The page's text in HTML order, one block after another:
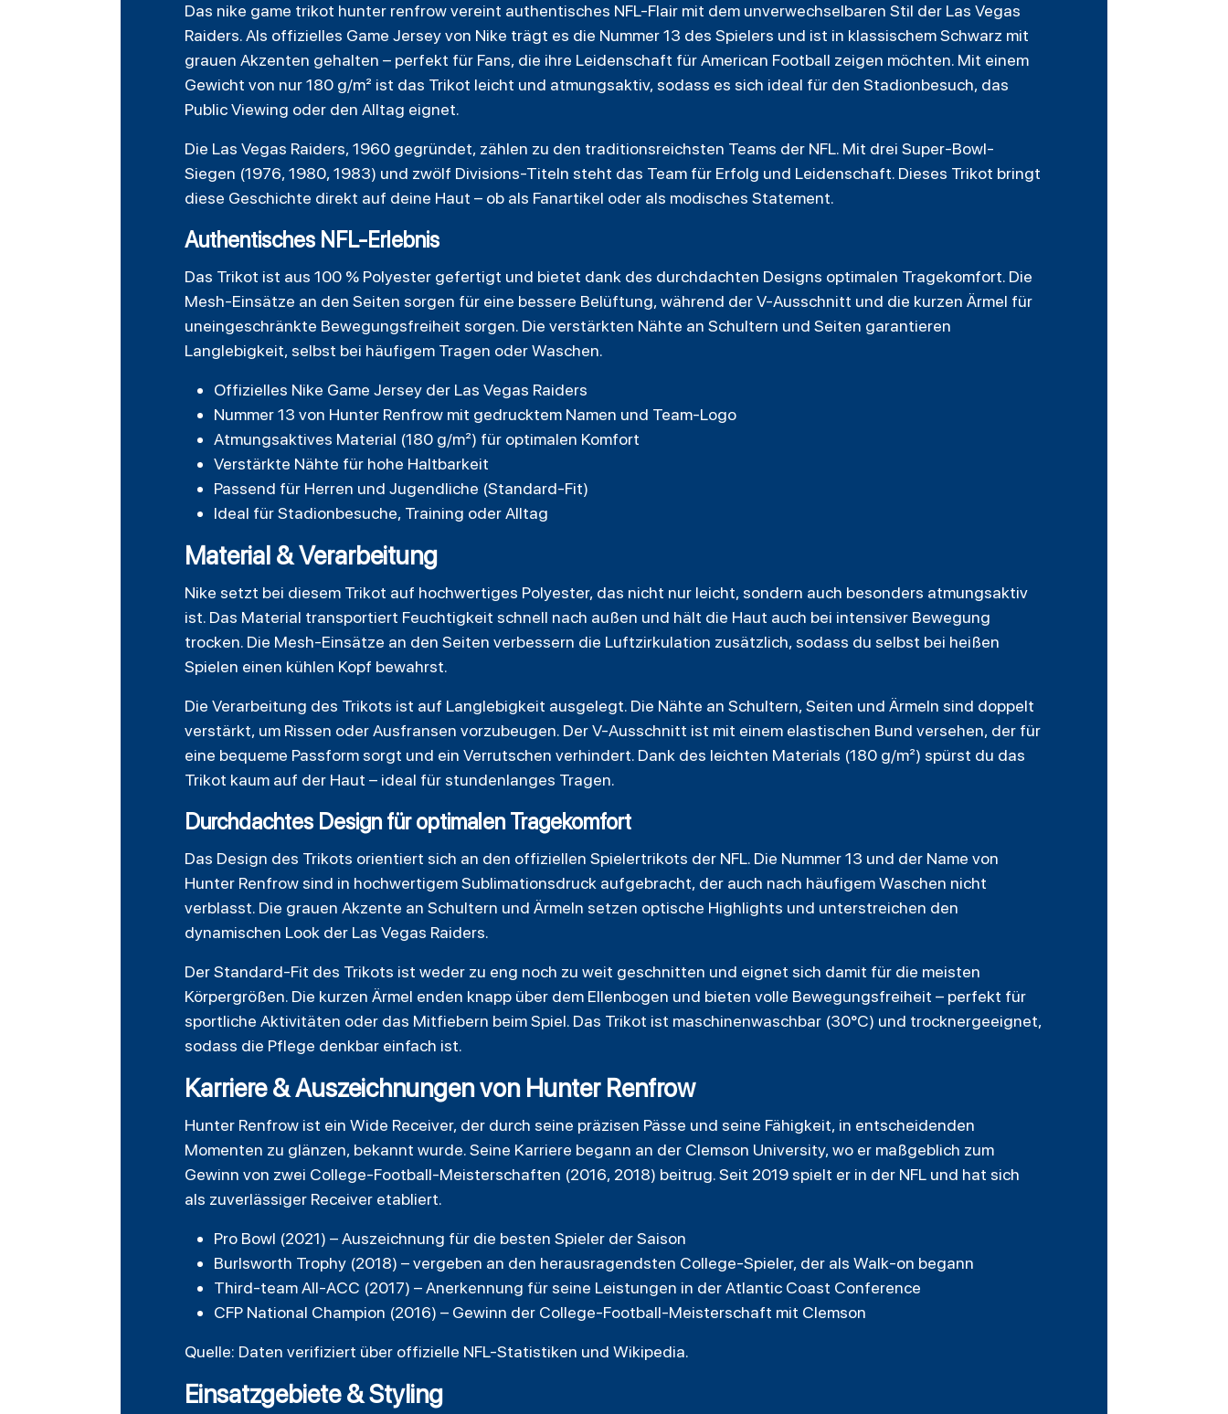
Das nike game trikot hunter renfrow vereint authentisches NFL-Flair mit dem unverwechselbaren Stil der Las Vegas
Raiders. Als offizielles Game Jersey von Nike trägt es die Nummer 13 des Spielers und ist in klassischem Schwarz mit
grauen Akzenten gehalten – perfekt für Fans, die ihre Leidenschaft für American Football zeigen möchten. Mit einem
Gewicht von nur 180 g/m² ist das Trikot leicht und atmungsaktiv, sodass es sich ideal für den Stadionbesuch, das
Public Viewing oder den Alltag eignet.
Die Las Vegas Raiders, 1960 gegründet, zählen zu den traditionsreichsten Teams der NFL. Mit drei Super-Bowl-
Siegen (1976, 1980, 1983) und zwölf Divisions-Titeln steht das Team für Erfolg und Leidenschaft. Dieses Trikot bringt
diese Geschichte direkt auf deine Haut – ob als Fanartikel oder als modisches Statement.
Authentisches NFL-Erlebnis
Das Trikot ist aus 100 % Polyester gefertigt und bietet dank des durchdachten Designs optimalen Tragekomfort. Die
Mesh-Einsätze an den Seiten sorgen für eine bessere Belüftung, während der V-Ausschnitt und die kurzen Ärmel für
uneingeschränkte Bewegungsfreiheit sorgen. Die verstärkten Nähte an Schultern und Seiten garantieren
Langlebigkeit, selbst bei häufigem Tragen oder Waschen.
Offizielles Nike Game Jersey der Las Vegas Raiders
Nummer 13 von Hunter Renfrow mit gedrucktem Namen und Team-Logo
Atmungsaktives Material (180 g/m²) für optimalen Komfort
Verstärkte Nähte für hohe Haltbarkeit
Passend für Herren und Jugendliche (Standard-Fit)
Ideal für Stadionbesuche, Training oder Alltag
Material & Verarbeitung
Nike setzt bei diesem Trikot auf hochwertiges Polyester, das nicht nur leicht, sondern auch besonders atmungsaktiv
ist. Das Material transportiert Feuchtigkeit schnell nach außen und hält die Haut auch bei intensiver Bewegung
trocken. Die Mesh-Einsätze an den Seiten verbessern die Luftzirkulation zusätzlich, sodass du selbst bei heißen
Spielen einen kühlen Kopf bewahrst.
Die Verarbeitung des Trikots ist auf Langlebigkeit ausgelegt. Die Nähte an Schultern, Seiten und Ärmeln sind doppelt
verstärkt, um Rissen oder Ausfransen vorzubeugen. Der V-Ausschnitt ist mit einem elastischen Bund versehen, der für
eine bequeme Passform sorgt und ein Verrutschen verhindert. Dank des leichten Materials (180 g/m²) spürst du das
Trikot kaum auf der Haut – ideal für stundenlanges Tragen.
Durchdachtes Design für optimalen Tragekomfort
Das Design des Trikots orientiert sich an den offiziellen Spielertrikots der NFL. Die Nummer 13 und der Name von
Hunter Renfrow sind in hochwertigem Sublimationsdruck aufgebracht, der auch nach häufigem Waschen nicht
verblasst. Die grauen Akzente an Schultern und Ärmeln setzen optische Highlights und unterstreichen den
dynamischen Look der Las Vegas Raiders.
Der Standard-Fit des Trikots ist weder zu eng noch zu weit geschnitten und eignet sich damit für die meisten
Körpergrößen. Die kurzen Ärmel enden knapp über dem Ellenbogen und bieten volle Bewegungsfreiheit – perfekt für
sportliche Aktivitäten oder das Mitfiebern beim Spiel. Das Trikot ist maschinenwaschbar (30°C) und trocknergeeignet,
sodass die Pflege denkbar einfach ist.
Karriere & Auszeichnungen von Hunter Renfrow
Hunter Renfrow ist ein Wide Receiver, der durch seine präzisen Pässe und seine Fähigkeit, in entscheidenden
Momenten zu glänzen, bekannt wurde. Seine Karriere begann an der Clemson University, wo er maßgeblich zum
Gewinn von zwei College-Football-Meisterschaften (2016, 2018) beitrug. Seit 2019 spielt er in der NFL und hat sich
als zuverlässiger Receiver etabliert.
Pro Bowl (2021) – Auszeichnung für die besten Spieler der Saison
Burlsworth Trophy (2018) – vergeben an den herausragendsten College-Spieler, der als Walk-on begann
Third-team All-ACC (2017) – Anerkennung für seine Leistungen in der Atlantic Coast Conference
CFP National Champion (2016) – Gewinn der College-Football-Meisterschaft mit Clemson
Quelle: Daten verifiziert über offizielle NFL-Statistiken und Wikipedia.
Einsatzgebiete & Styling